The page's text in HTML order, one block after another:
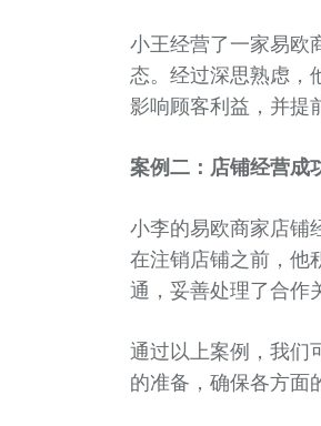
小王经营了一家易欧
态。经过深思熟虑，
影响顾客利益，并提
案例二：店铺经营成
小李的易欧商家店铺
在注销店铺之前，他
通，妥善处理了合作
通过以上案例，我们
的准备，确保各方面